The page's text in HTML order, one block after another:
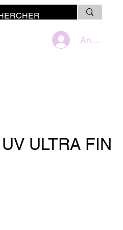
Anmelden
ULTRA FIN